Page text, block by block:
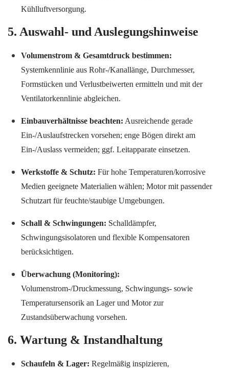
Kühlluftversorgung.
5. Auswahl- und Auslegungshinweise
Volumenstrom & Gesamtdruck bestimmen:
Systemkennlinie aus Rohr-/Kanallänge, Durchmesser,
Formstücken und Verlustbeiwerten ermitteln und mit der
Ventilatorkennlinie abgleichen.
Einbauverhältnisse beachten: Ausreichende gerade
Ein-/Auslaufstrecken vorsehen; enge Bögen direkt am
Ein-/Auslass vermeiden; ggf. Leitapparate einsetzen.
Werkstoffe & Schutz: Für hohe Temperaturen/korrosive
Medien geeignete Materialien wählen; Motor mit passender
Schutzart für feuchte/staubige Umgebungen.
Schall & Schwingungen: Schalldämpfer,
Schwingungsisolatoren und flexible Kompensatoren
berücksichtigen.
Überwachung (Monitoring):
Volumenstrom-/Druckmessung, Schwingungs- sowie
Temperatursensorik an Lager und Motor zur
Zustandsüberwachung vorsehen.
6. Wartung & Instandhaltung
Schaufeln & Lager: Regelmäßig inspizieren,